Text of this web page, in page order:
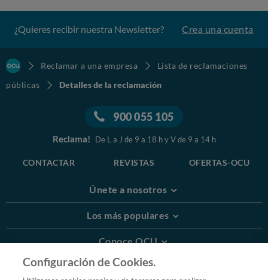
¿Quieres recibir nuestra Newsletter? Crea una cuenta
Reclamar a una empresa
Lista de reclamaciones
públicas
Detalles de la reclamación
900 055 105
Reclama! De L a J de 9 a 18 h y V de 9 a 14 h
CONTACTAR REVISTAS OFERTAS-OCU
Únete a nosotros
Los más populares
Conoce OCU
Más Información
Configuración de Cookies.